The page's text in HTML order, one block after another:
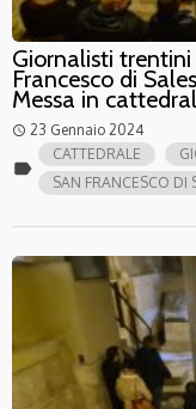
Giornalisti
Francesco di
Messa in
access_time 23 Gennaio 2024
label
CATTEDRALE
SAN FRANCESCO DI